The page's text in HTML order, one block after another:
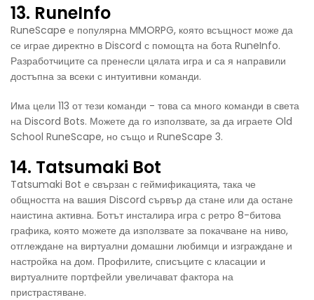
13. RuneInfo
RuneScape е популярна MMORPG, която всъщност може да
се играе директно в Discord с помощта на бота RuneInfo.
Разработчиците са пренесли цялата игра и са я направили
достъпна за всеки с интуитивни команди.
Има цели 113 от тези команди - това са много команди в света
на Discord Bots. Можете да го използвате, за да играете Old
School RuneScape, но също и RuneScape 3.
14. Tatsumaki Bot
Tatsumaki Bot е свързан с геймификацията, така че
общността на вашия Discord сървър да стане или да остане
наистина активна. Ботът инсталира игра с ретро 8-битова
графика, която можете да използвате за покачване на ниво,
отглеждане на виртуални домашни любимци и изграждане и
настройка на дом. Профилите, списъците с класации и
виртуалните портфейли увеличават фактора на
пристрастяване.